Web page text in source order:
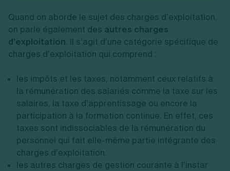
Quand on aborde le sujet des charges d’exploitation,
on parle également des autres charges
d’exploitation. Il s’agit d’une catégorie spécifique de
charges d’exploitation qui comprend :
les impôts et les taxes, notamment ceux relatifs à
la rémunération des salariés comme la taxe sur les
salaires, la taxe d’apprentissage ou encore la
participation à la formation continue. En effet, ces
taxes sont indissociables de la rémunération du
personnel qui fait elle-même partie intégrante des
charges d’exploitation.
les autres charges de gestion courante à l’instar